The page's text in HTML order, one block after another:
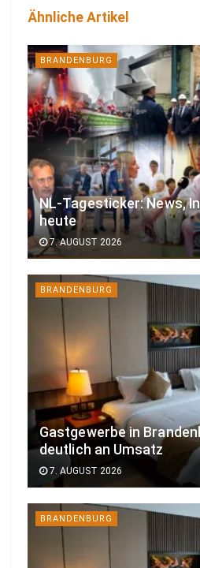
Ähnliche Artikel
BRANDENBURG
NL-Tagesticker: News,
heute
7. AUGUST 2026
BRANDENBURG
Gastgewerbe in
deutlich an Umsatz
7. AUGUST 2026
BRANDENBURG